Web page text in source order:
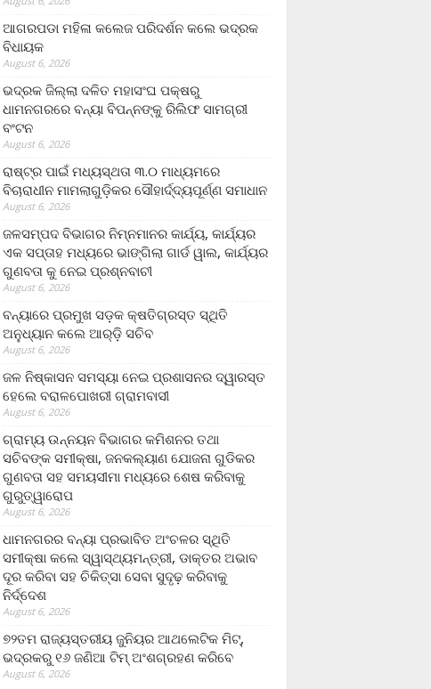
ଆଗରପଡା ମହିଳା କଲେଜ ପରିଦର୍ଶନ କଲେ ଭଦ୍ରକ
ବିଧାୟକ
August 6, 2026
ଭଦ୍ରକ ଜିଲ୍ଲା ଦଳିତ ମହାସଂଘ ପକ୍ଷରୁ
ଧାମନଗରରେ ବନ୍ୟା ବିପନ୍ନଙ୍କୁ ରିଲିଫ ସାମଗ୍ରୀ
ବଂଟନ
August 6, 2026
ରାଷ୍ଟ୍ର ପାଇଁ ମଧ୍ୟସ୍ଥତା ୩.୦ ମାଧ୍ୟମରେ
ବିଚାରାଧୀନ ମାମଲାଗୁଡ଼ିକର ସୌହାର୍ଦ୍ଦ୍ୟପୂର୍ଣ୍ଣ ସମାଧାନ
August 6, 2026
ଜଳସମ୍ପଦ ବିଭାଗର ନିମ୍ନମାନର କାର୍ଯ୍ୟ, କାର୍ଯ୍ୟର
ଏକ ସପ୍ତାହ ମଧ୍ୟରେ ଭାଙ୍ଗିଲା ଗାର୍ଡ ୱାଲ, କାର୍ଯ୍ୟର
ଗୁଣବତା କୁ ନେଇ ପ୍ରଶ୍ନବାଚୀ
August 6, 2026
ବନ୍ୟାରେ ପ୍ରମୁଖ ସଡ଼କ କ୍ଷତିଗ୍ରସ୍ତ ସ୍ଥିତି
ଅନୁଧ୍ୟାନ କଲେ ଆର୍‌ଡ଼ି ସଚିବ
August 6, 2026
ଜଳ ନିଷ୍କାସନ ସମସ୍ୟା ନେଇ ପ୍ରଶାସନର ଦ୍ୱାରସ୍ତ
ହେଲେ ବରାଳପୋଖରୀ ଗ୍ରାମବାସୀ
August 6, 2026
ଗ୍ରାମ୍ୟ ଉନ୍ନୟନ ବିଭାଗର କମିଶନର ତଥା
ସଚିବଙ୍କ ସମୀକ୍ଷା, ଜନକଲ୍ୟାଣ ଯୋଜନା ଗୁଡିକର
ଗୁଣବତା ସହ ସମୟସୀମା ମଧ୍ୟରେ ଶେଷ କରିବାକୁ
ଗୁରୁତ୍ୱାରୋପ
August 6, 2026
ଧାମନଗରର ବନ୍ୟା ପ୍ରଭାବିତ ଅଂଚଳର ସ୍ଥିତି
ସମୀକ୍ଷା କଲେ ସ୍ୱାସ୍ଥ୍ୟମନ୍ତ୍ରୀ, ଡାକ୍ତର ଅଭାବ
ଦୂର କରିବା ସହ ଚିକିତ୍ସା ସେବା ସୁଦୃଢ଼ କରିବାକୁ
ନିର୍ଦ୍ଦେଶ
August 6, 2026
୭୨ତମ ରାଜ୍ୟସ୍ତରୀୟ ଜୁନିୟର ଆଥଲେଟିକ ମିଟ୍‌,
ଭଦ୍ରକରୁ ୧୬ ଜଣିଆ ଟିମ୍ ଅଂଶଗ୍ରହଣ କରିବେ
August 6, 2026